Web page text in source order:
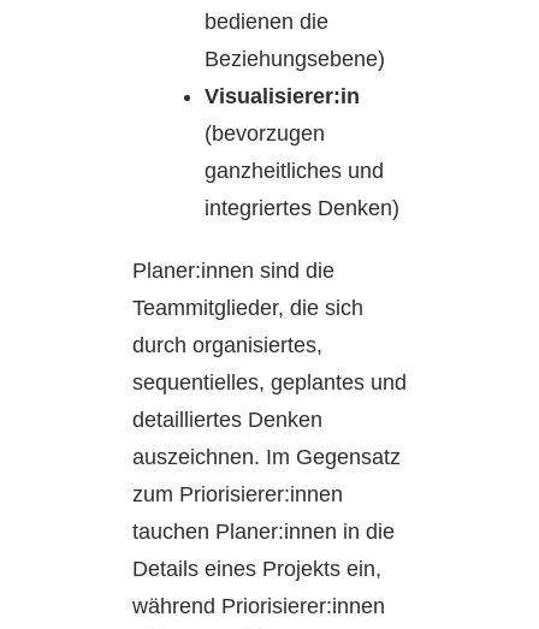
bedienen die
Beziehungsebene)
Visualisierer:in
(bevorzugen
ganzheitliches und
integriertes Denken)
Planer:innen sind die
Teammitglieder, die sich
durch organisiertes,
sequentielles, geplantes und
detailliertes Denken
auszeichnen. Im Gegensatz
zum Priorisierer:innen
tauchen Planer:innen in die
Details eines Projekts ein,
während Priorisierer:innen